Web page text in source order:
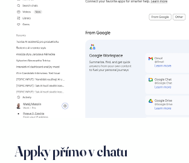
Appky přímo v chatu